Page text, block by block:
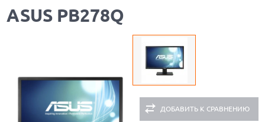
ASUS PB278Q
ДОБАВИТЬ К СРАВНЕНИЮ